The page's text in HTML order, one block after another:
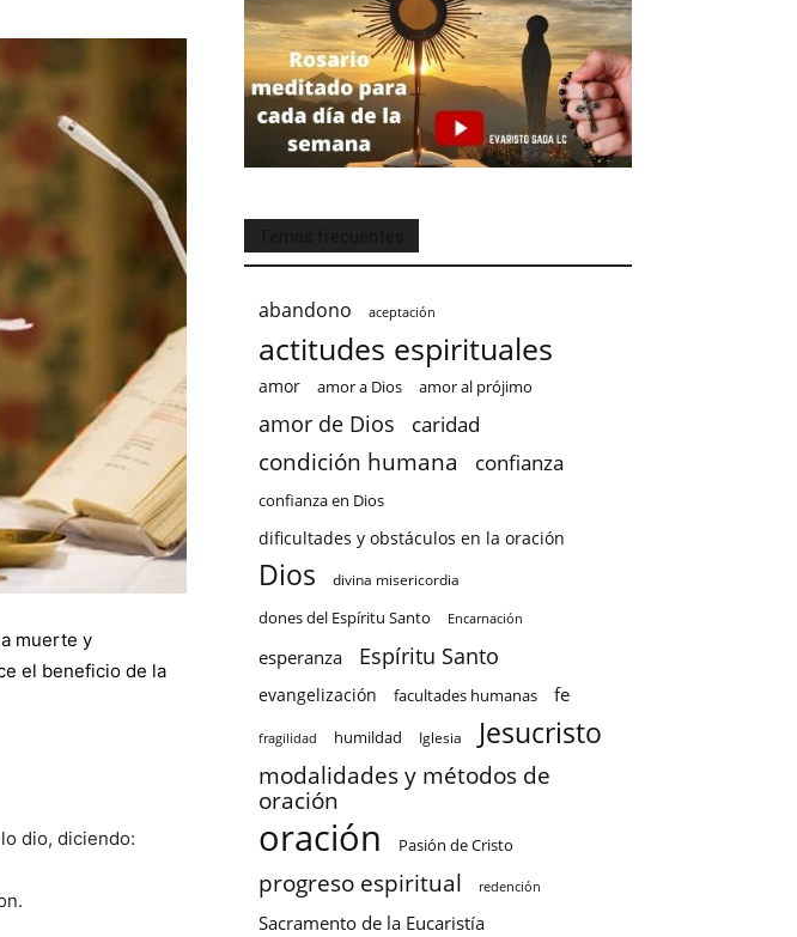
muerte y
el beneficio de la
dio, diciendo:
abandono aceptación
actitudes espirituales
amor amor a Dios amor al prójimo
amor de Dios caridad
condición humana confianza
confianza en Dios
dificultades y obstáculos en la oración
Dios divina misericordia
dones del Espíritu Santo Encarnación
esperanza Espíritu Santo
evangelización facultades humanas fe
fragilidad humildad Iglesia Jesucristo
modalidades y métodos de
oración
oración Pasión de Cristo
progreso espiritual redención
Sacramento de la Eucaristía